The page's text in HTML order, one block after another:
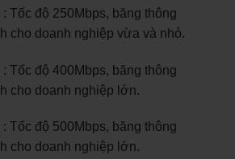
Tốc độ 250Mbps, băng thông
cho doanh nghiệp vừa và nhỏ.
Tốc độ 400Mbps, băng thông
cho doanh nghiệp lớn.
Tốc độ 500Mbps, băng thông
cho doanh nghiệp lớn.